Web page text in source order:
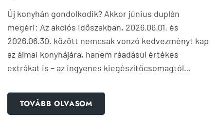
Új konyhán gondolkodik? Akkor június duplán
megéri: Az akciós időszakban, 2026.06.01. és
2026.06.30. között nemcsak vonzó kedvezményt kap
az álmai konyhájára, hanem ráadásul értékes
extrákat is – az ingyenes kiegészítőcsomagtól…
TOVÁBB OLVASOM